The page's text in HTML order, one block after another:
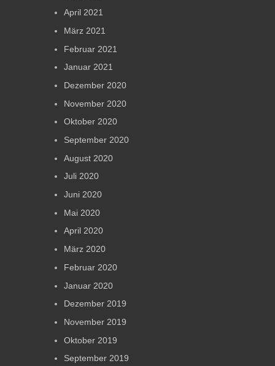
April 2021
März 2021
Februar 2021
Januar 2021
Dezember 2020
November 2020
Oktober 2020
September 2020
August 2020
Juli 2020
Juni 2020
Mai 2020
April 2020
März 2020
Februar 2020
Januar 2020
Dezember 2019
November 2019
Oktober 2019
September 2019